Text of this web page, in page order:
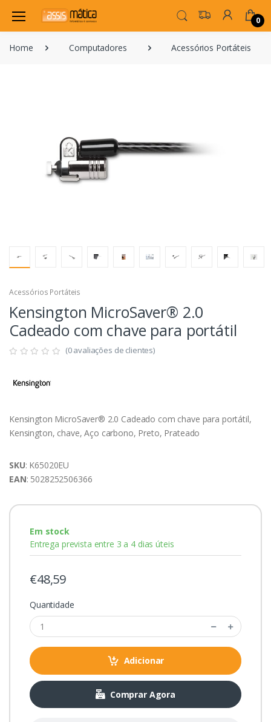
0
Home Computadores Acessórios Portáteis
Acessórios Portáteis
Kensington MicroSaver® 2.0
Cadeado com chave para portátil
(0 avaliações de clientes)
Kensington MicroSaver® 2.0 Cadeado com chave para portátil,
Kensington, chave, Aço carbono, Preto, Prateado
SKU: K65020EU
EAN: 5028252506366
Em stock
Entrega prevista entre 3 a 4 dias úteis
€48,59
Quantidade
Adicionar
Comprar Agora